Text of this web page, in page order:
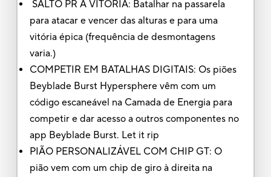
SALTO PR A VITÓRIA: Batalhar na passarela
para atacar e vencer das alturas e para uma
vitória épica (frequência de desmontagens
varia.)
COMPETIR EM BATALHAS DIGITAIS: Os piões
Beyblade Burst Hypersphere vêm com um
código escaneável na Camada de Energia para
competir e dar acesso a outros componentes no
app Beyblade Burst. Let it rip
PIÃO PERSONALIZÁVEL COM CHIP GT: O
pião vem com um chip de giro à direita na